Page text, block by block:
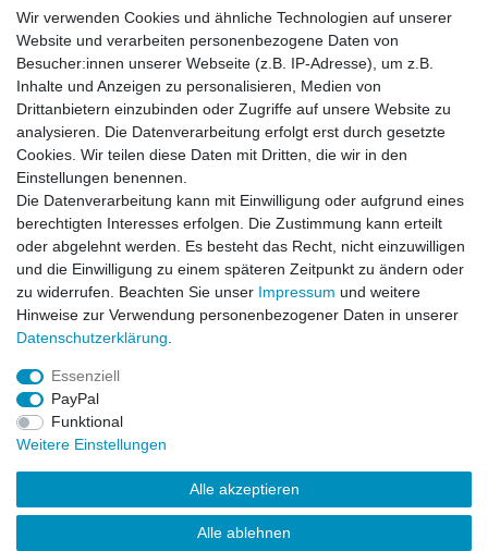
Artikel anzeigen
Rucksack Gym Bag Nightcamo
Artikel anzeigen
Rucksack Gym Bag Woodland
Daten­schutz­erklärung
Wir verwenden Cookies und ähnliche Technologien auf unserer
Website und verarbeiten personenbezogene Daten von
Besucher:innen unserer Webseite (z.B. IP-Adresse), um z.B.
Inhalte und Anzeigen zu personalisieren, Medien von
Drittanbietern einzubinden oder Zugriffe auf unsere Website zu
analysieren. Die Datenverarbeitung erfolgt erst durch gesetzte
Cookies. Wir teilen diese Daten mit Dritten, die wir in den
Einstellungen benennen.
Die Datenverarbeitung kann mit Einwilligung oder aufgrund eines
berechtigten Interesses erfolgen. Die Zustimmung kann erteilt
oder abgelehnt werden. Es besteht das Recht, nicht einzuwilligen
und die Einwilligung zu einem späteren Zeitpunkt zu ändern oder
zu widerrufen. Beachten Sie unser Impressum und weitere
Hinweise zur Verwendung personenbezogener Daten in unserer
Daten­schutz­erklärung
Essenziell
PayPal
Funktional
Weitere Einstellungen
Alle akzeptieren
Alle ablehnen